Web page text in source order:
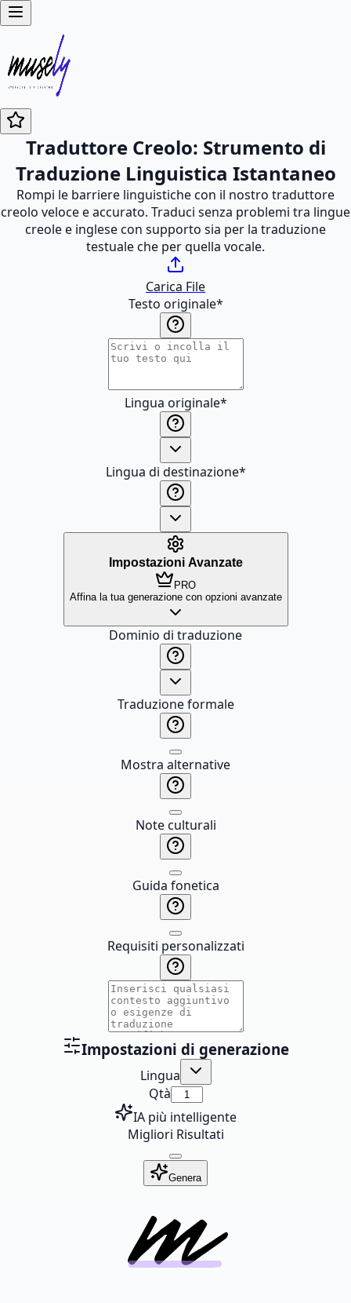
Traduttore Creolo: Strumento di
Traduzione Linguistica Istantaneo
Rompi le barriere linguistiche con il nostro traduttore
creolo veloce e accurato. Traduci senza problemi tra lingue
creole e inglese con supporto sia per la traduzione
testuale che per quella vocale.
Carica File
Testo originale*
Lingua originale*
Lingua di destinazione*
Impostazioni Avanzate
PRO
Affina la tua generazione con opzioni avanzate
Dominio di traduzione
Traduzione formale
Mostra alternative
Note culturali
Guida fonetica
Requisiti personalizzati
Impostazioni di generazione
Lingua
Qtà
IA più intelligente
Migliori Risultati
Genera